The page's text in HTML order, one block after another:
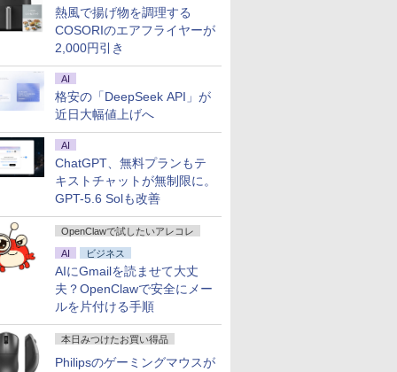
熱風で揚げ物を調理する
COSORIのエアフライヤーが
2,000円引き
AI
格安の「DeepSeek API」が
近日大幅値上げへ
AI
ChatGPT、無料プランもテ
キストチャットが無制限に。
GPT-5.6 Solも改善
OpenClawで試したいアレコレ
AI ビジネス
AIにGmailを読ませて大丈
夫？OpenClawで安全にメー
ルを片付ける手順
本日みつけたお買い得品
Philipsのゲーミングマウスが